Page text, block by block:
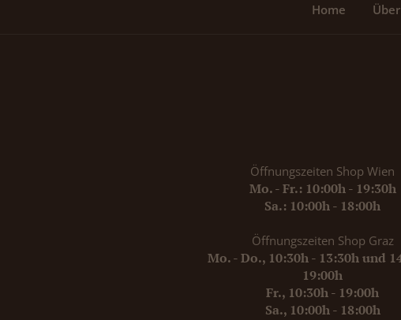
Home
Öffnungszeiten Shop Wien
Mo. - Fr.: 10:00h - 19:30h
Sa.: 10:00h - 18:00h
Öffnungszeiten Shop Graz
Mo. - Do., 10:30h - 13:30h und
19:00h
Fr., 10:30h - 19:00h
Sa., 10:00h - 18:00h